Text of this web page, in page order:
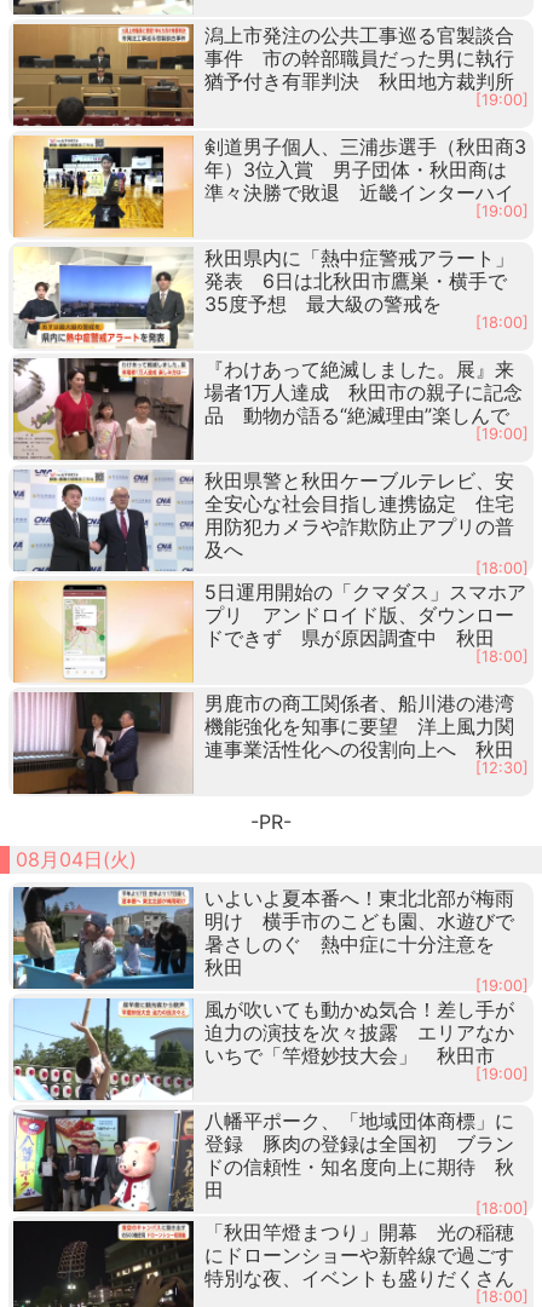
潟上市発注の公共工事巡る官製談合
事件 市の幹部職員だった男に執行
猶予付き有罪判決 秋田地方裁判所
[19:00]
剣道男子個人、三浦歩選手（秋田商3
年）3位入賞 男子団体・秋田商は
準々決勝で敗退 近畿インターハイ
[19:00]
秋田県内に「熱中症警戒アラート」
発表 6日は北秋田市鷹巣・横手で
35度予想 最大級の警戒を
[18:00]
『わけあって絶滅しました。展』来
場者1万人達成 秋田市の親子に記念
品 動物が語る“絶滅理由”楽しんで
[19:00]
秋田県警と秋田ケーブルテレビ、安
全安心な社会目指し連携協定 住宅
用防犯カメラや詐欺防止アプリの普
及へ
[18:00]
5日運用開始の「クマダス」スマホア
プリ アンドロイド版、ダウンロー
ドできず 県が原因調査中 秋田
[18:00]
男鹿市の商工関係者、船川港の港湾
機能強化を知事に要望 洋上風力関
連事業活性化への役割向上へ 秋田
[12:30]
-PR-
08月04日(火)
いよいよ夏本番へ！東北北部が梅雨
明け 横手市のこども園、水遊びで
暑さしのぐ 熱中症に十分注意を
秋田
[19:00]
風が吹いても動かぬ気合！差し手が
迫力の演技を次々披露 エリアなか
いちで「竿燈妙技大会」 秋田市
[19:00]
八幡平ポーク、「地域団体商標」に
登録 豚肉の登録は全国初 ブラン
ドの信頼性・知名度向上に期待 秋
田
[18:00]
「秋田竿燈まつり」開幕 光の稲穂
にドローンショーや新幹線で過ごす
特別な夜、イベントも盛りだくさん
[18:00]